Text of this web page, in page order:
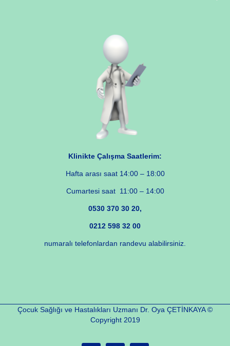
Klinikte Çalışma Saatlerim:
Hafta arası saat 14:00 – 18:00
Cumartesi saat 11:00 – 14:00
0530 370 30 20,
0212 598 32 00
numaralı telefonlardan randevu alabilirsiniz.
Çocuk Sağlığı ve Hastalıkları Uzmanı Dr. Oya ÇETİNKAYA ©
Copyright 2019